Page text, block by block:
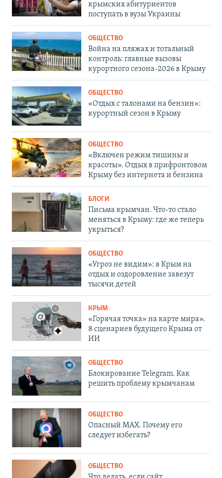
крымских абитуриентов
поступать в вузы Украины
ОБЩЕСТВО
Война на пляжах и тотальный
контроль: главные вызовы
курортного сезона-2026 в Крыму
ОБЩЕСТВО
«Отдых с талонами на бензин»:
курортный сезон в Крыму
ОБЩЕСТВО
«Включен режим тишины и
красоты». Отдых в прифронтовом
Крыму без интернета и бензина
БЛОГИ
Письма крымчан. Что-то стало
меняться в Крыму: где же теперь
укрыться?
ОБЩЕСТВО
«Угроз не видим»: в Крым на
отдых и оздоровление завезут
тысячи детей
КРЫМ
«Горячая точка» на карте мира».
8 сценариев будущего Крыма от
ИИ
ОБЩЕСТВО
Блокирование Telegram. Как
решить проблему крымчанам
ОБЩЕСТВО
Опасный MAX. Почему его
следует избегать?
ОБЩЕСТВО